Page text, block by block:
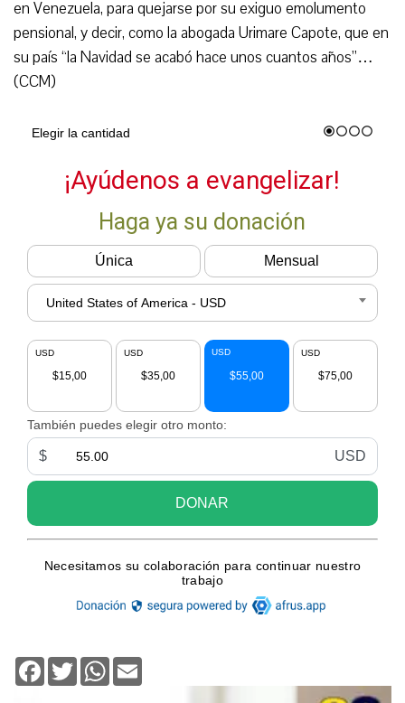
en Venezuela, para quejarse por su exiguo emolumento
pensional, y decir, como la abogada Urimare Capote, que en
su país “la Navidad se acabó hace unos cuantos años”…
(CCM)
Facebook
TwitterWhatsApp